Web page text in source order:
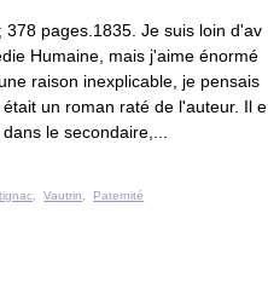
378 pages.1835. Je suis loin d'av
Humaine, mais j'aime énormé
raison inexplicable, je pensais
un roman raté de l'auteur. Il e
le secondaire,...
,Vautrin Paternité